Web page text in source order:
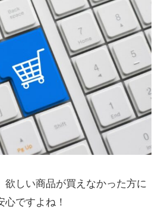
欲しい商品が買えなかった方に
ですよね！